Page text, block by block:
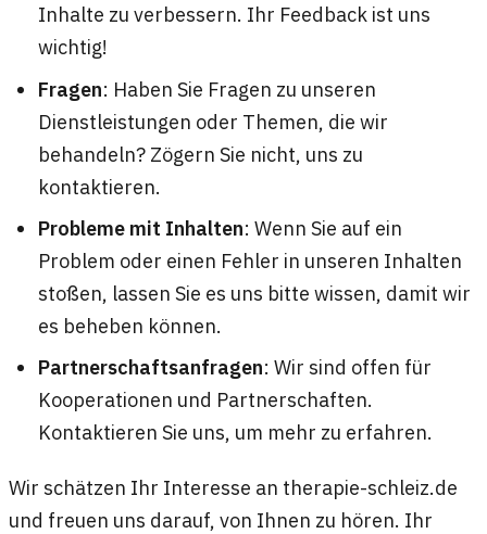
Inhalte zu verbessern. Ihr Feedback ist uns
wichtig!
Fragen: Haben Sie Fragen zu unseren
Dienstleistungen oder Themen, die wir
behandeln? Zögern Sie nicht, uns zu
kontaktieren.
Probleme mit Inhalten: Wenn Sie auf ein
Problem oder einen Fehler in unseren Inhalten
stoßen, lassen Sie es uns bitte wissen, damit wir
es beheben können.
Partnerschaftsanfragen: Wir sind offen für
Kooperationen und Partnerschaften.
Kontaktieren Sie uns, um mehr zu erfahren.
Wir schätzen Ihr Interesse an therapie-schleiz.de
und freuen uns darauf, von Ihnen zu hören. Ihr